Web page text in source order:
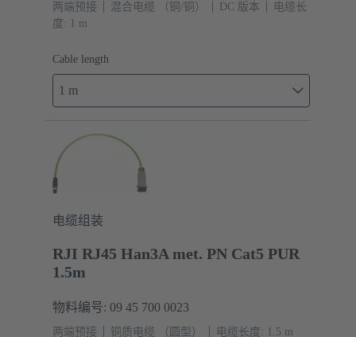
两端预接 混合电缆 （铜/铜） DC 版本
电缆长
度: 1 m
Cable length
1 m
电缆组装
RJI RJ45 Han3A met. PN Cat5 PUR
1.5m
物料编号: 09 45 700 0023
两端预接 铜质电缆 （圆型） 电缆长度: 1.5 m